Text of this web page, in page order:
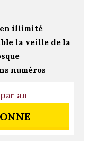
en illimité
la veille de la
numéros
par an